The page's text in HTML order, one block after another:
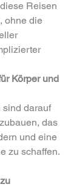
Reisen
ohne die
Körper und
sind darauf
das
und eine
zu schaffen.